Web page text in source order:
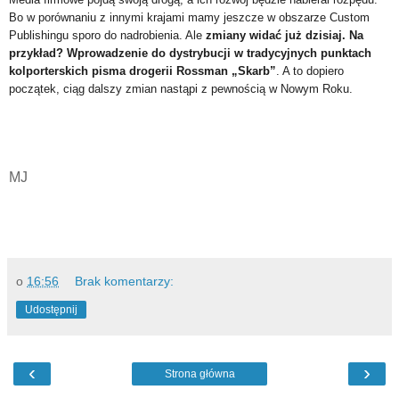
Bo w porównaniu z innymi krajami mamy jeszcze w obszarze Custom
Publishingu sporo do nadrobienia. Ale zmiany widać już dzisiaj. Na
przykład? Wprowadzenie do dystrybucji w tradycyjnych punktach
kolporterskich pisma drogerii Rossman „Skarb”. A to dopiero
początek, ciąg dalszy zmian nastąpi z pewnością w Nowym Roku.
MJ
o 16:56 Brak komentarzy:
Udostępnij
‹ ›
Strona główna